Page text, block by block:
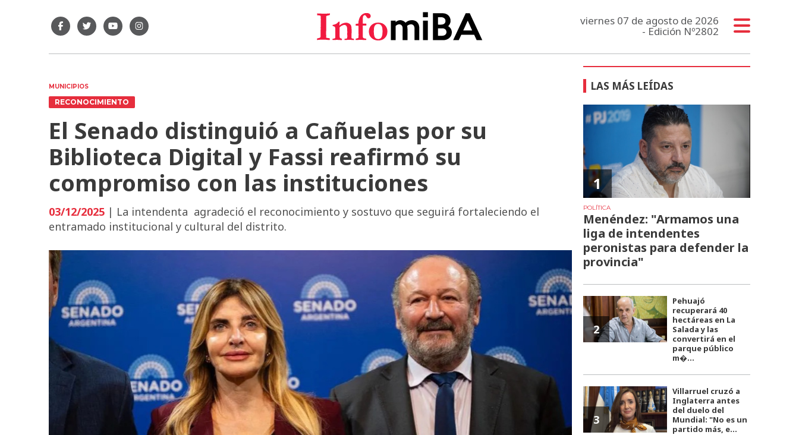
viernes 07 de agosto de 2026
- Edición Nº2802
MUNICIPIOS
RECONOCIMIENTO
El Senado distinguió a Cañuelas por su
Biblioteca Digital y Fassi reafirmó su
compromiso con las instituciones
03/12/2025 | La intendenta agradeció el reconocimiento y sostuvo que seguirá fortaleciendo el
entramado institucional y cultural del distrito.
LAS MÁS LEÍDAS
1
POLÍTICA
Menéndez: "Armamos una
liga de intendentes
peronistas para defender la
provincia"
2
Pehuajó
recuperará 40
hectáreas en La
Salada y las
convertirá en el
parque público
m�...
3
Villarruel cruzó a
Inglaterra antes
del duelo del
Mundial: "No es un
partido más, e...